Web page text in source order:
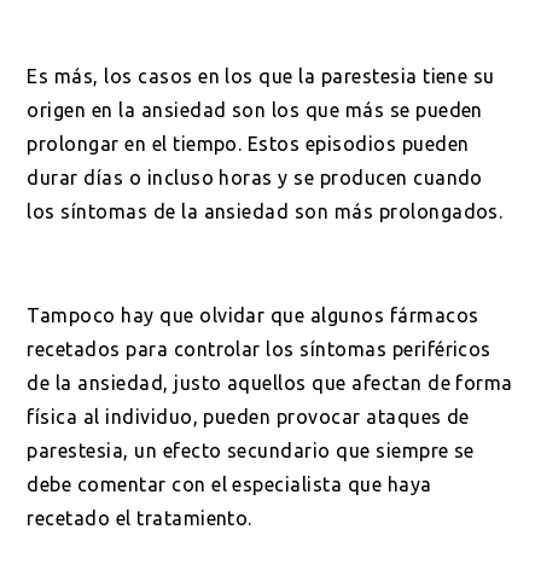
Es más, los casos en los que la parestesia tiene su
origen en la ansiedad son los que más se pueden
prolongar en el tiempo. Estos episodios pueden
durar días o incluso horas y se producen cuando
los síntomas de la ansiedad son más prolongados.
Tampoco hay que olvidar que algunos fármacos
recetados para controlar los síntomas periféricos
de la ansiedad, justo aquellos que afectan de forma
física al individuo, pueden provocar ataques de
parestesia, un efecto secundario que siempre se
debe comentar con el especialista que haya
recetado el tratamiento.